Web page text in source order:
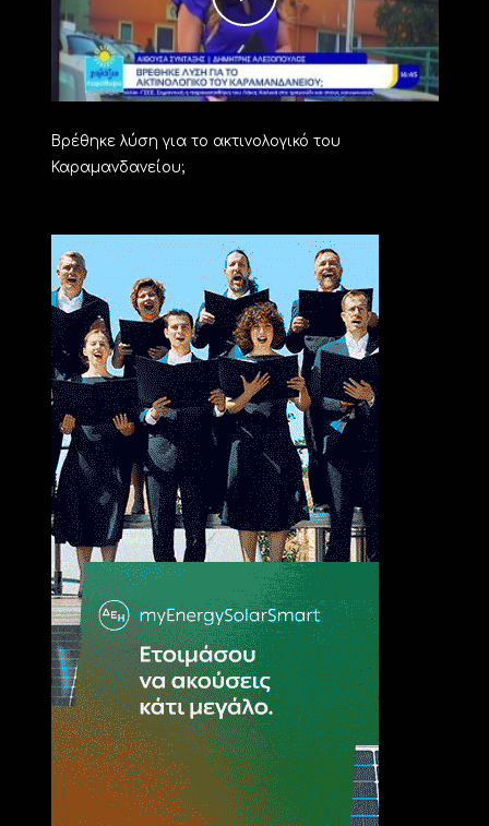
Βρέθηκε λύση για το ακτινολογικό του
Καραμανδανείου;